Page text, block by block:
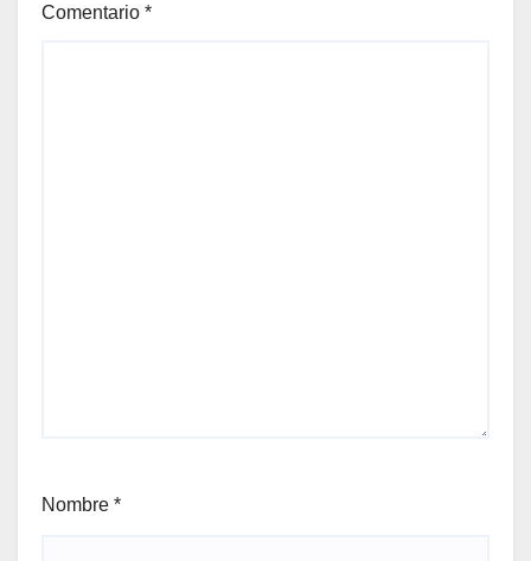
Comentario *
Nombre *